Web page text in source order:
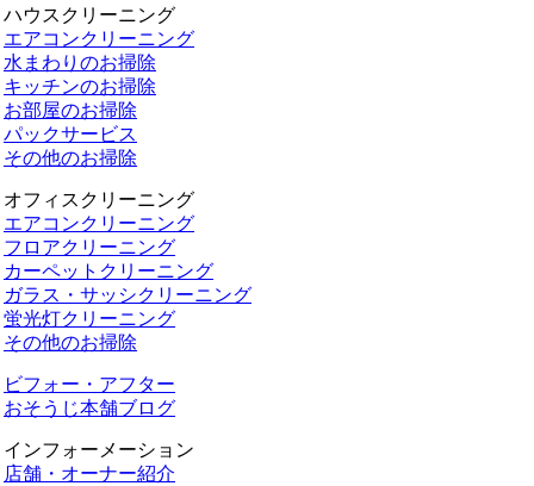
ハウスクリーニング
エアコンクリーニング
水まわりのお掃除
キッチンのお掃除
お部屋のお掃除
パックサービス
その他のお掃除
オフィスクリーニング
エアコンクリーニング
フロアクリーニング
カーペットクリーニング
ガラス・サッシクリーニング
蛍光灯クリーニング
その他のお掃除
ビフォー・アフター
おそうじ本舗ブログ
インフォーメーション
店舗・オーナー紹介